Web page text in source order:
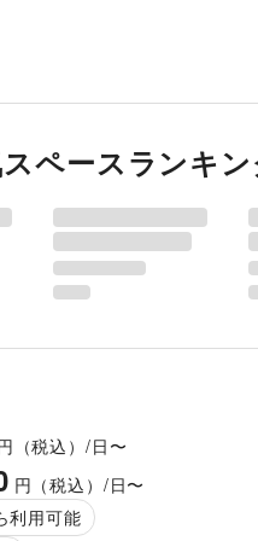
ペースランキ
（税込）/日〜
円（税込）/日〜
利用可能